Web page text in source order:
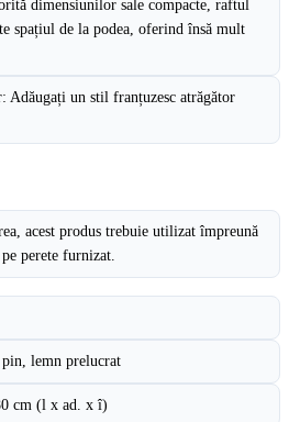
dimensiunilor sale compacte, raftul
spațiul de la podea, oferind însă mult
Adăugați un stil franțuzesc atrăgător
acest produs trebuie utilizat împreună
perete furnizat.
lemn prelucrat
cm (l x ad. x î)